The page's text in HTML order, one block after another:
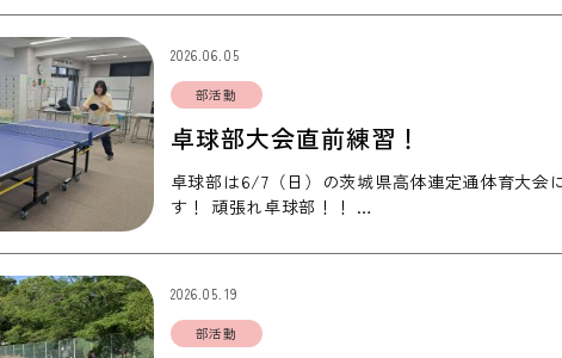
2026.06.05
部活動
卓球部大会直前練習！
卓球部は6/7（日）の茨城県高体連定通体育大会
す！ 頑張れ卓球部！！ …
2026.05.19
部活動